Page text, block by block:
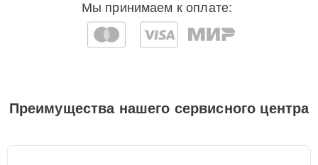
Мы принимаем к оплате:
Преимущества нашего сервисного центра